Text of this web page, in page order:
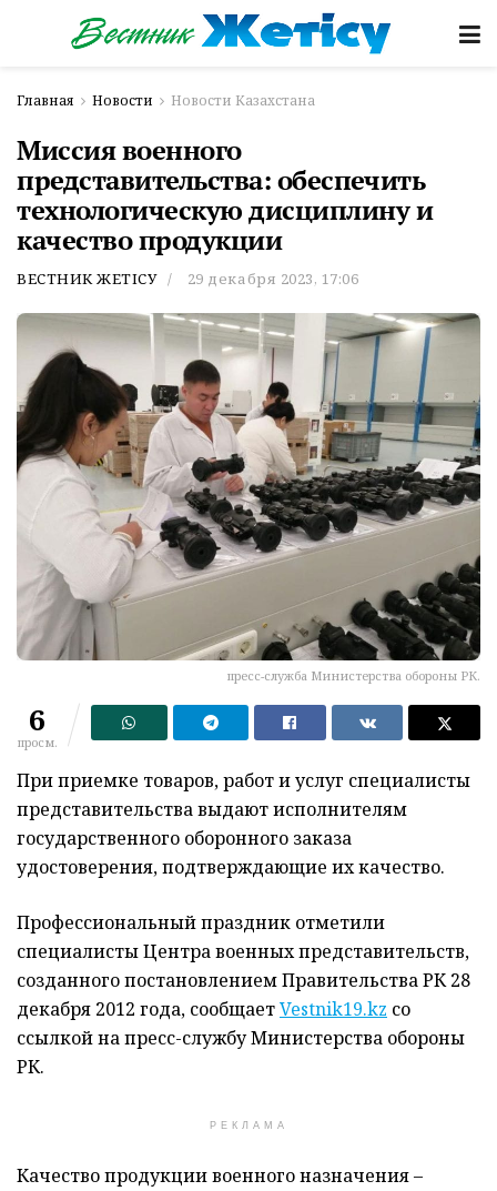
Главная Новости Новости Казахстана
Миссия военного
представительства: обеспечить
технологическую дисциплину и
качество продукции
ВЕСТНИК ЖЕТІСУ 29 декабря 2023, 17:06
пресс-служба Министерства обороны РК.
6
просм.
При приемке товаров, работ и услуг специалисты
представительства выдают исполнителям
государственного оборонного заказа
удостоверения, подтверждающие их качество.
Профессиональный праздник отметили
специалисты Центра военных представительств,
созданного постановлением Правительства РК 28
декабря 2012 года, сообщаетVestnik19.kz со
ссылкой на пресс-службу Министерства обороны
РК.
РЕКЛАМА
Качество продукции военного назначения –